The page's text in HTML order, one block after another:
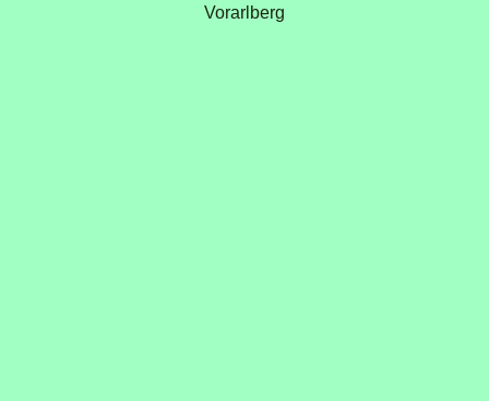
Vorarlberg